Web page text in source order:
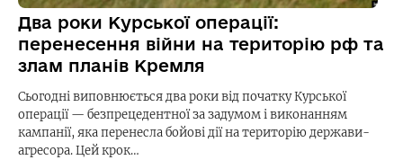
Два роки Курської операції:
перенесення війни на територію рф та
злам планів Кремля
Сьогодні виповнюється два роки від початку Курської
операції — безпрецедентної за задумом і виконанням
кампанії, яка перенесла бойові дії на територію держави-
агресора. Цей крок…